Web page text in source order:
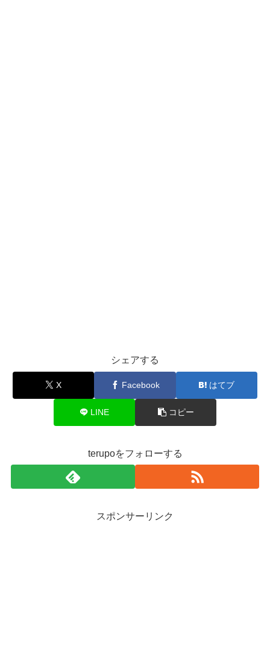
シェアする
X Facebook はてブ
LINE コピー
terupoをフォローする
スポンサーリンク